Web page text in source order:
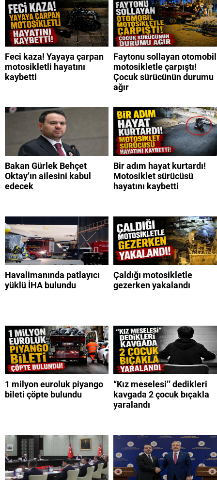
Feci kaza! Yayaya çarpan
motosikletli hayatını
kaybetti
Faytonu sollayan otomobil
motosikletle çarpıştı!
Çocuk sürücünün durumu
ağır
Bakan Gürlek Behçet
Oktay’ın ailesini kabul
edecek
Bir adım hayat kurtardı!
Motosiklet sürücüsü
hayatını kaybetti
Havalimanında patlayıcı
yüklü İHA bulundu
Çaldığı motosikletle
gezerken yakalandı
1 milyon euroluk piyango
bileti çöpte bulundu
“Kız meselesi’’ dedikleri
kavgada 2 çocuk bıçakla
yaralandı